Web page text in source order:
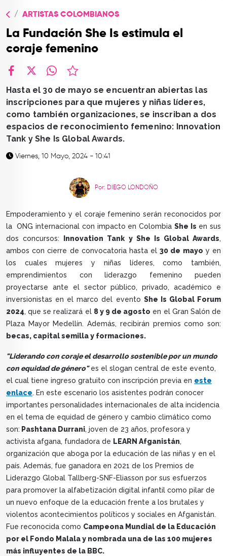
CONTACTO
ARTISTAS COLOMBIANOS
La Fundación She Is estimula el
coraje femenino
Hasta el 30 de mayo se encuentran abiertas las
inscripciones para que mujeres y niñas líderes,
como también organizaciones, se inscriban a dos
espacios de reconocimiento femenino: Innovation
Tank y She Is Global Awards.
Viernes, 10 Mayo, 2024 - 10:41
Por: DIEGO LONDOÑO
Empoderamiento y el coraje femenino serán reconocidos por
la ONG internacional con impacto en Colombia She Is en sus
dos concursos:
Innovation Tank y She Is Global Awards,
ambos con cierre de convocatoria hasta el30 de mayo y en
los cuales mujeres y niñas líderes, como también,
emprendimientos con liderazgo femenino pueden
proyectarse ante el sector público, privado, académico e
inversionistas en el marco del evento She Is Global Forum
2024, que se realizará el 8 y 9 de agosto en el Gran Salón de
Plaza Mayor Medellín. Además, recibirán premios como son:
becas, capital semilla y formaciones.
"Liderando con coraje el desarrollo sostenible por un mundo
con equidad de género"es el slogan central de este evento,
el cual tiene ingreso gratuito con inscripción previa en este
enlace. En este escenario los asistentes podrán conocer
importantes personalidades internacionales de alta incidencia
en el tema de equidad de género y cambio climático como
son: Pashtana Durrani, joven de 23 años, profesora y
activista afgana, fundadora de LEARN Afganistán,
organización que aboga por la educación de las niñas y en el
país. Además, fue ganadora en 2021 de los Premios de
Liderazgo Global Tallberg-SNF-Eliasson por sus esfuerzos
para promover la alfabetización digital infantil como pilar de
un nuevo enfoque de la educación frente a los brutales y
violentos acontecimientos políticos y sociales en Afganistán.
Fue reconocida como Campeona Mundial de la Educación
por el Fondo Malala y nombrada una de las 100 mujeres
más influyentes de la BBC.